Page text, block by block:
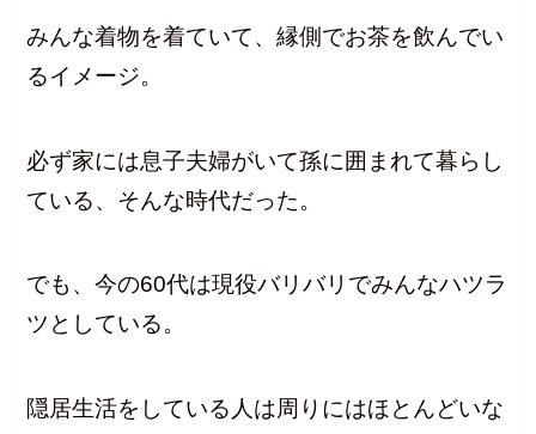
みんな着物を着ていて、縁側でお茶を飲んでい
るイメージ。
必ず家には息子夫婦がいて孫に囲まれて暮らし
ている、そんな時代だった。
でも、今の60代は現役バリバリでみんなハツラ
ツとしている。
隠居生活をしている人は周りにはほとんどいな